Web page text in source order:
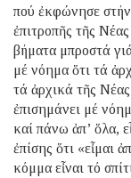
πού ἐκφώνησε στήν
ἐπιτροπῆς τῆς
βήματα μπροστά
μέ νόημα ὅτι τά
τά ἀρχικά τῆς
ἐπισημάνει μέ
καί πάνω ἀπ’ ὅλα,
ἐπίσης ὅτι «εἶμαι
κόμμα εἶναι τό